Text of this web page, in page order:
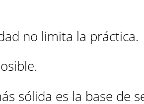
no limita la práctica.
sólida es la base de